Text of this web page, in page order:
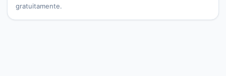
gratuitamente.